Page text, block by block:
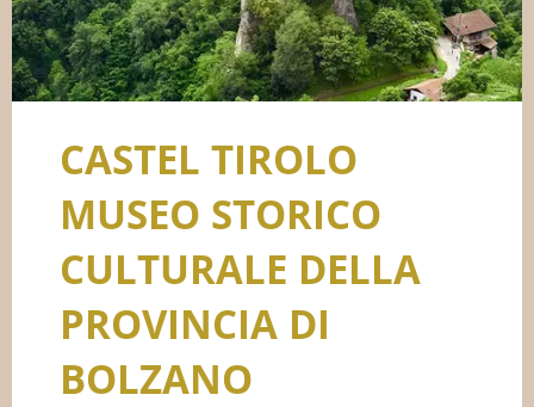
CASTEL TIROLO
MUSEO STORICO
CULTURALE DELLA
PROVINCIA DI
BOLZANO